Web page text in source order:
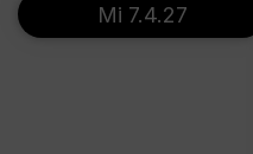
Mi 7.4.27